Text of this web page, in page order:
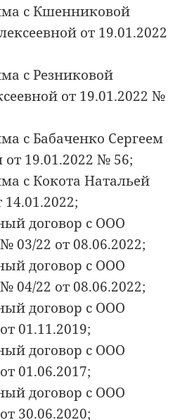
с Кшенниковой
от 19.01.2022
с Резниковой
от 19.01.2022 №
с Бабаченко Сергеем
19.01.2022 № 56;
с Кокота Натальей
договор с ООО
22 от 08.06.2022;
договор с ООО
22 от 08.06.2022;
договор с ООО
01.11.2019;
договор с ООО
01.06.2017;
договор с ООО
30.06.2020;